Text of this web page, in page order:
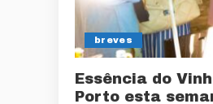
breves
Essência do
Porto esta